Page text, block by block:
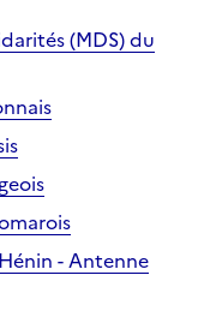
(MDS) du
- Antenne